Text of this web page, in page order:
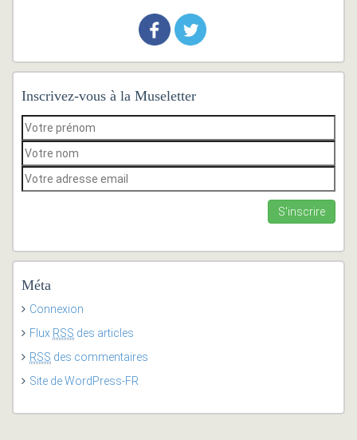
Inscrivez-vous à la Museletter
Méta
Connexion
Flux RSS des articles
RSS des commentaires
Site de WordPress-FR